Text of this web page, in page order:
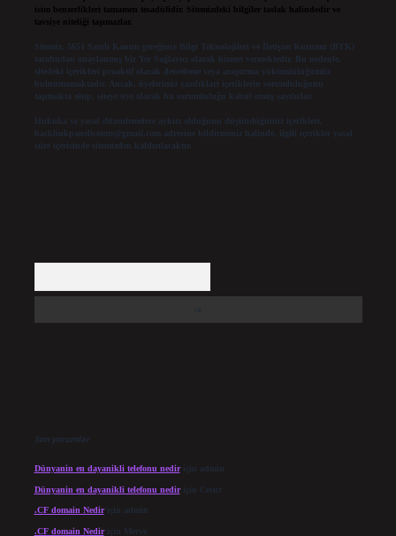
isim benzerlikleri tamamen tesadüfidir. Sitemizdeki bilgiler taslak halindedir ve
tavsiye niteliği taşımazlar.
Sitemiz, 5651 Sayılı Kanun gereğince Bilgi Teknolojileri ve İletişim Kurumu (BTK)
tarafından onaylanmış bir Yer Sağlayıcı olarak hizmet vermektedir. Bu nedenle,
sitedeki içerikleri proaktif olarak denetleme veya araştırma yükümlülüğümüz
bulunmamaktadır. Ancak, üyelerimiz yazdıkları içeriklerin sorumluluğunu
taşımakta olup, siteye üye olarak bu sorumluluğu kabul etmiş sayılırlar.
Hukuka ve yasal düzenlemelere aykırı olduğunu düşündüğünüz içerikleri,
backlinkpanelicomtr@gmail.comadresine bildirmeniz halinde, ilgili içerikler yasal
süre içerisinde sitemizden kaldırılacaktır.
Son yorumlar
Dünyanin en dayanikli telefonu nediriçin admin
Dünyanin en dayanikli telefonu nediriçin Cesur
.CF domain Nediriçin admin
.CF domain Nediriçin Merve